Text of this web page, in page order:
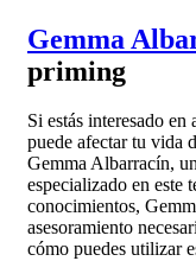
Gemma
priming
Si estás interesado
puede afectar tu vida
Gemma Albarracín,
especializado en este
conocimientos,
asesoramiento
cómo puedes utilizar